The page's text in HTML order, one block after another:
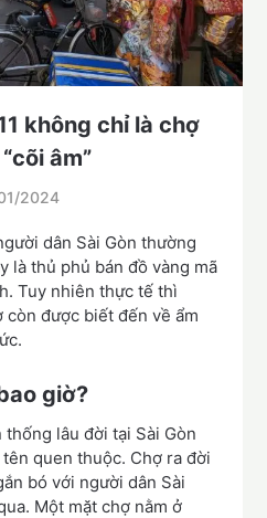
không chỉ là chợ
âm”
2024
dân Sài Gòn thường
là thủ phủ bán đồ vàng mã
Tuy nhiên thực tế thì
còn được biết đến về ẩm
giờ?
lâu đời tại Sài Gòn
quen thuộc. Chợ ra đời
bó với người dân Sài
Một mặt chợ nằm ở